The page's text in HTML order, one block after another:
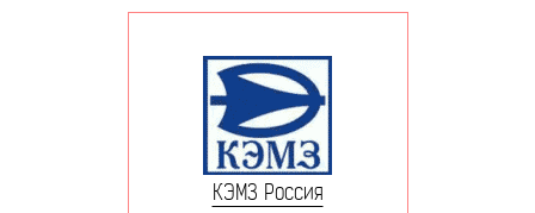
КЭМЗ Россия